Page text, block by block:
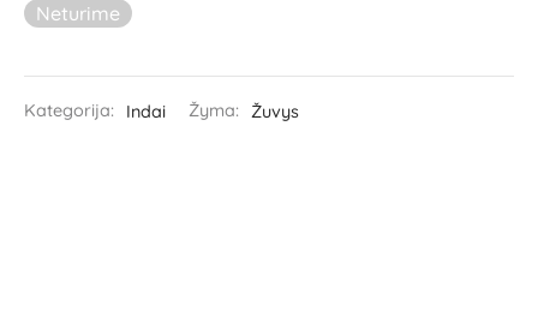
Neturime
Kategorija: Indai Žyma: Žuvys